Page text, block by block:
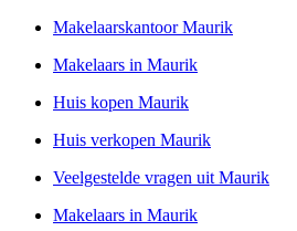
Makelaarskantoor Maurik
Makelaars in Maurik
Huis kopen Maurik
Huis verkopen Maurik
Veelgestelde vragen uit Maurik
Makelaars in Maurik